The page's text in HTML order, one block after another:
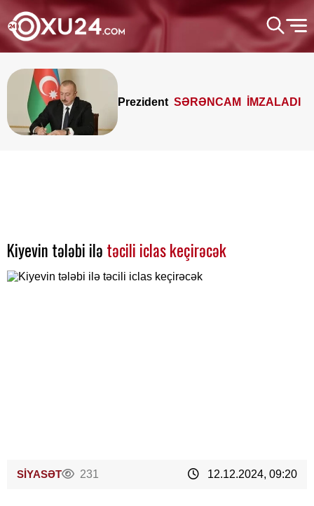
Prezident SƏRƏNCAM İMZALADI
Kiyevin tələbi ilə təcili iclas keçirəcək
SİYASƏT 231 12.12.2024, 09:20